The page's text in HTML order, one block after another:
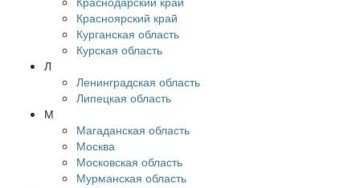
Красноярский край
Курганская область
Курская область
Л
Ленинградская область
Липецкая область
М
Магаданская область
Москва
Московская область
Мурманская область